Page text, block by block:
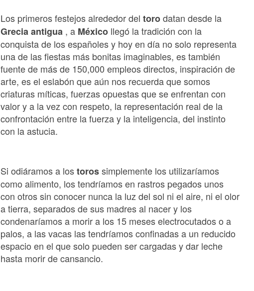
Los primeros festejos alrededor del torodatan desde la
Grecia antigua , a México llegó la tradición con la
conquista de los españoles y hoy en día no solo representa
una de las fiestas más bonitas imaginables, es también
fuente de más de 150,000 empleos directos, inspiración de
arte, es el eslabón que aún nos recuerda que somos
criaturas míticas, fuerzas opuestas que se enfrentan con
valor y a la vez con respeto, la representación real de la
confrontación entre la fuerza y la inteligencia, del instinto
con la astucia.
Si odiáramos a lostorossimplemente los utilizaríamos
como alimento, los tendríamos en rastros pegados unos
con otros sin conocer nunca la luz del sol ni el aire, ni el olor
a tierra, separados de sus madres al nacer y los
condenaríamos a morir a los 15 meses electrocutados o a
palos, a las vacas las tendríamos confinadas a un reducido
espacio en el que solo pueden ser cargadas y dar leche
hasta morir de cansancio.